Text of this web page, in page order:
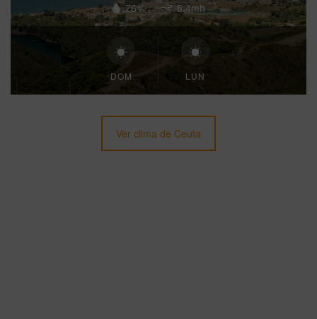
76% 5.4mh
DOM LUN
Ver clima de Ceuta